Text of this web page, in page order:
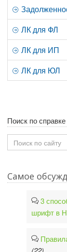
ЛК для ФЛ
ЛК для ИП
ЛК для ЮЛ
Поиск по справке
Самое
3
шрифт в